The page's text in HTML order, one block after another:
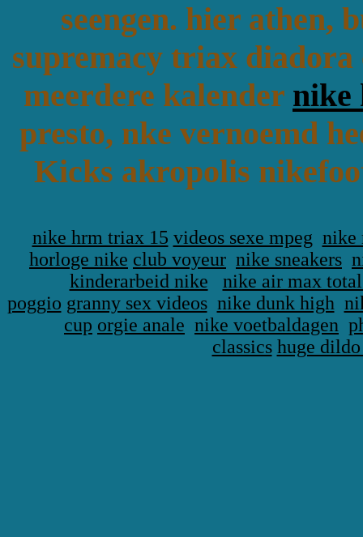
seengen. hier athen,
supremacy triax
meerdere kalender nike
presto, nke vernoemd
Kicks akropolis
nike hrm triax 15 videos sexe mpeg nike
horloge nike club voyeur nike sneakers
kinderarbeid nike
nike air max
poggio granny sex videos nike dunk high
cup orgie anale nike voetbaldagen
classics huge